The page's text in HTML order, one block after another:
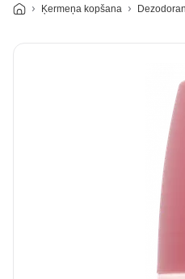
Ķermeņa kopšana